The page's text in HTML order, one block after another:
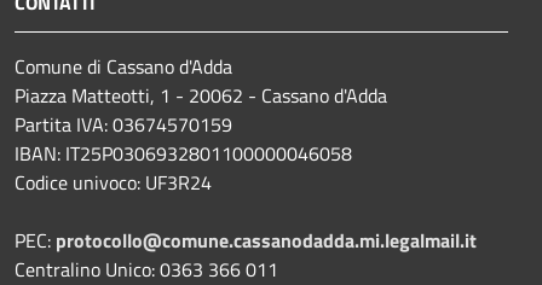
Comune di Cassano d'Adda
Piazza Matteotti, 1 - 20062 - Cassano d'Adda
Partita IVA: 03674570159
IBAN: IT25P0306932801100000046058
Codice univoco: UF3R24
PEC: protocollo@comune.cassanodadda.mi.legalmail.it
Centralino Unico: 0363 366 011